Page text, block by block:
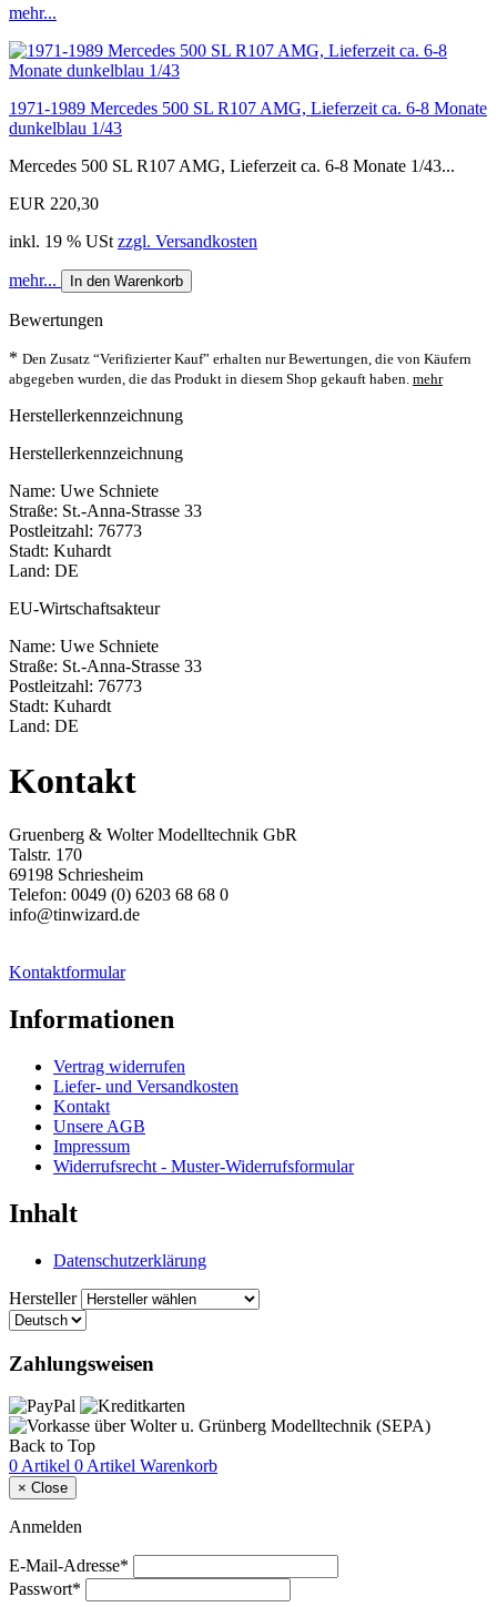
mehr...
1971-1989 Mercedes 500 SL R107 AMG, Lieferzeit ca. 6-8 Monate
dunkelblau 1/43
Mercedes 500 SL R107 AMG, Lieferzeit ca. 6-8 Monate 1/43...
EUR 220,30
inkl. 19 % USt zzgl. Versandkosten
mehr... In den Warenkorb
Bewertungen
* Den Zusatz “Verifizierter Kauf” erhalten nur Bewertungen, die von Käufern
abgegeben wurden, die das Produkt in diesem Shop gekauft haben. mehr
Herstellerkennzeichnung
Herstellerkennzeichnung
Name: Uwe Schniete
Straße: St.-Anna-Strasse 33
Postleitzahl: 76773
Stadt: Kuhardt
Land: DE
EU-Wirtschaftsakteur
Name: Uwe Schniete
Straße: St.-Anna-Strasse 33
Postleitzahl: 76773
Stadt: Kuhardt
Land: DE
Kontakt
Gruenberg & Wolter Modelltechnik GbR
Talstr. 170
69198 Schriesheim
Telefon: 0049 (0) 6203 68 68 0
info@tinwizard.de
Kontaktformular
Informationen
Vertrag widerrufen
Liefer- und Versandkosten
Kontakt
Unsere AGB
Impressum
Widerrufsrecht - Muster-Widerrufsformular
Inhalt
Datenschutzerklärung
Hersteller
Zahlungsweisen
Back to Top
0 Artikel 0 Artikel Warenkorb
× Close
Anmelden
E-Mail-Adresse*
Passwort*